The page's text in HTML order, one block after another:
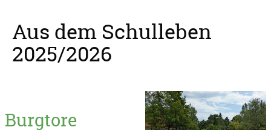
Aus dem Schulleben
2025/2026
Burgtore